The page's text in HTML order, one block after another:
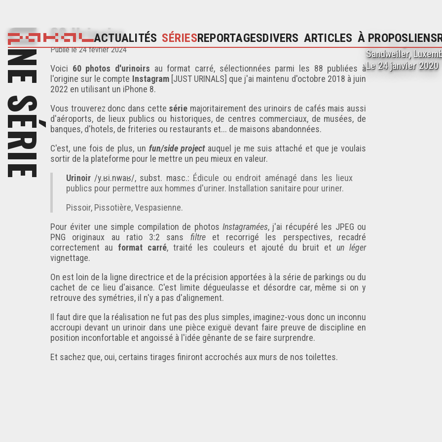
ACTUALITÉS SÉRIESREPORTAGESDIVERS ARTICLES À PROPOSLIENS
60 Urinoirs
Publiéle 24 février 2024
Voici 60 photos d'urinoirs au format carré, sélectionnées parmi les 88 publiées à
l'origine sur le compte Instagram [JUST URINALS] que j'ai maintenu d'octobre 2018 à juin
2022 en utilisant un iPhone 8.
Vous trouverez donc dans cette série majoritairement des urinoirs de cafés mais aussi
d'aéroports, de lieux publics ou historiques, de centres commerciaux, de musées, de
banques, d'hotels, de friteries ou restaurants et... de maisons abandonnées.
C'est, une fois de plus, un fun/side projectauquel je me suis attaché et que je voulais
sortir de la plateforme pour le mettre un peu mieux en valeur.
Urinoir/y.ʁi.nwaʁ/, subst. masc.: Édicule ou endroit aménagé dans les lieux
publics pour permettre aux hommes d'uriner. Installation sanitaire pour uriner.
Pissoir, Pissotière, Vespasienne.
Pour éviter une simple compilation de photos Instagramées, j'ai récupéré les JPEG ou
PNG originaux au ratio 3:2 sans filtreet recorrigé les perspectives, recadré
correctement au format carré, traité les couleurs et ajouté du bruit etun léger
vignettage.
On est loin de la ligne directrice et de la précision apportées à la série de parkings ou du
cachet de ce
lieu d'aisance. C'est limite dégueulasse et désordre car, même si on y
retrouve des symétries, il n'y a pas d'alignement.
Il faut dire que la réalisation ne fut pas des plus simples, imaginez-vous donc un inconnu
accroupi devant un urinoir dans une pièce exiguë devant faire preuve de discipline en
position inconfortable et angoissé à l'idée gênante de se faire surprendre.
Et sachez que, oui, certains tirages finiront accrochés aux murs de nos toilettes.
01. En
Sandweiler,
Le 24 janvier 2020